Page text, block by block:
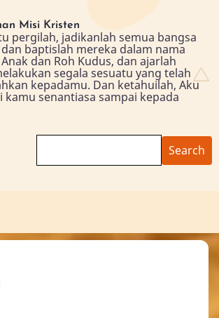
Misi Kristen
pergilah, jadikanlah semua bangsa
baptislah mereka dalam nama
dan Roh Kudus, dan ajarlah
segala sesuatu yang telah
kepadamu. Dan ketahuilah, Aku
kamu senantiasa sampai kepada